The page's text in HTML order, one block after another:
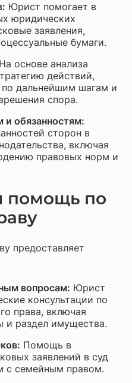
Юрист помогает в
юридических
заявления,
бумаги.
На основе анализа
действий,
дальнейшим шагам и
спора.
и обязанностям:
сторон в
включая
правовых норм и
помощь по
предоставляет
вопросам: Юрист
консультации по
права, включая
и раздел имущества.
Помощь в
заявлений в суд
с семейным правом.